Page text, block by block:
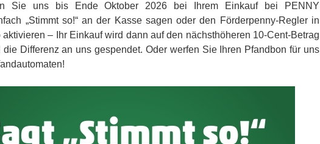
Sie uns bis Ende Oktober 2026 bei Ihrem Einkauf bei PENNY
„Stimmt so!“ an der Kasse sagen oder den Förderpenny-Regler in
– Ihr Einkauf wird dann auf den nächsthöheren 10-Cent-Betrag
die Differenz an uns gespendet. Oder werfen Sie Ihren Pfandbon für uns